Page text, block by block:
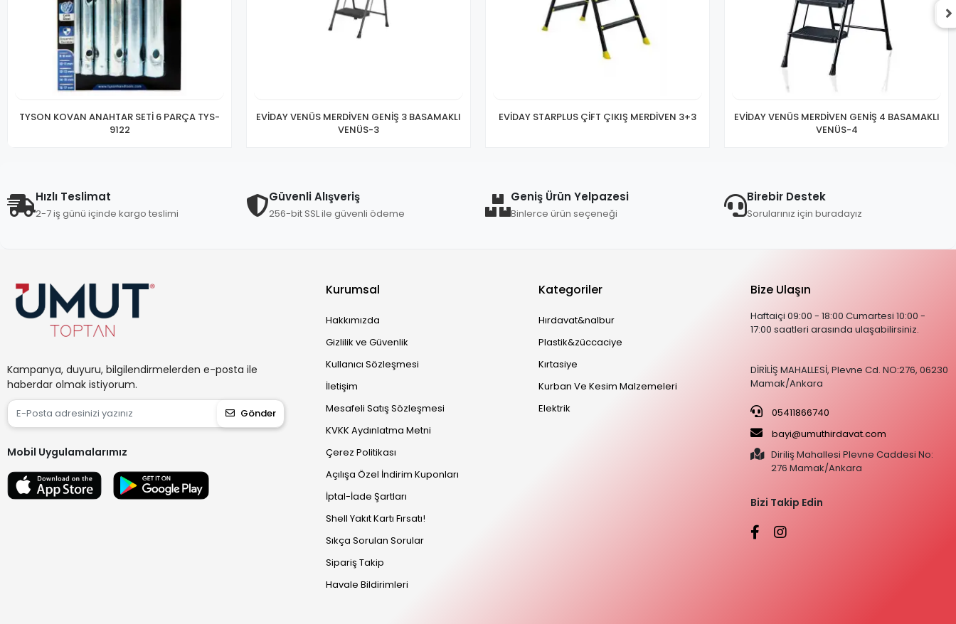
TYSON KOVAN ANAHTAR SETİ 6 PARÇA TYS-
9122
EVİDAY VENÜS MERDİVEN GENİŞ 3 BASAMAKLI
VENÜS-3
EVİDAY STARPLUS ÇİFT ÇIKIŞ MERDİVEN 3+3
EVİDAY VENÜS MERDİVEN GENİŞ 4 BASAMAKLI
VENÜS-4
Hızlı Teslimat
2-7 iş günü içinde kargo teslimi
Güvenli Alışveriş
256-bit SSL ile güvenli ödeme
Geniş Ürün Yelpazesi
Binlerce ürün seçeneği
Birebir Destek
Sorularınız için buradayız
Kampanya, duyuru, bilgilendirmelerden e-posta ile
haberdar olmak istiyorum.
Gönder
Mobil Uygulamalarımız
Kurumsal
Hakkımızda
Gizlilik ve Güvenlik
Kullanıcı Sözleşmesi
İletişim
Mesafeli Satış Sözleşmesi
KVKK Aydınlatma Metni
Çerez Politikası
Açılışa Özel İndirim Kuponları
İptal-İade Şartları
Shell Yakıt Kartı Fırsatı!
Sıkça Sorulan Sorular
Sipariş Takip
Havale Bildirimleri
Kategoriler
Hırdavat&nalbur
Plastik&züccaciye
Kırtasiye
Kurban Ve Kesim Malzemeleri
Elektrik
Bize Ulaşın
Haftaiçi 09:00 - 18:00 Cumartesi 10:00 -
17:00 saatleri arasında ulaşabilirsiniz.
DİRİLİŞ MAHALLESİ, Plevne Cd. NO:276, 06230
Mamak/Ankara
05411866740
bayi@umuthirdavat.com
Diriliş Mahallesi Plevne Caddesi No:
276 Mamak/Ankara
Bizi Takip Edin